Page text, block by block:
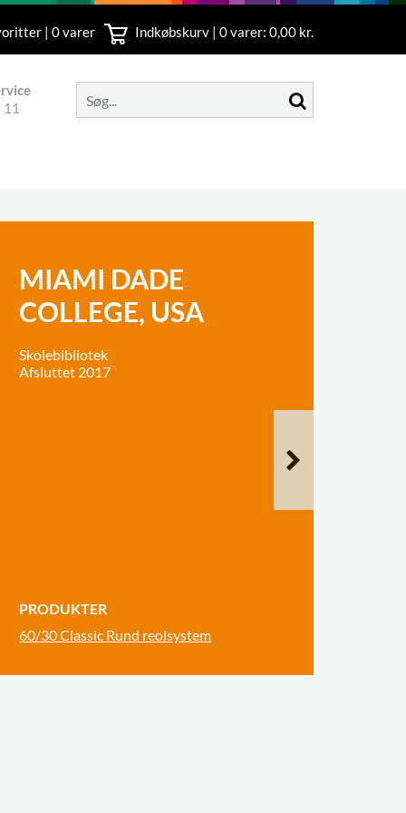
| 0 varer Indkøbskurv | 0varer: 0,00 kr.
MIAMI DADE
COLLEGE, USA
Skolebibliotek
Afsluttet 2017
PRODUKTER
60/30 Classic Rund reolsystem